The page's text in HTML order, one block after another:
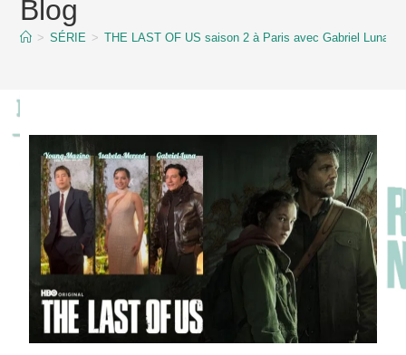
contentBlog
> SÉRIE > THE LAST OF US saison 2 à Paris avec Gabriel Luna,